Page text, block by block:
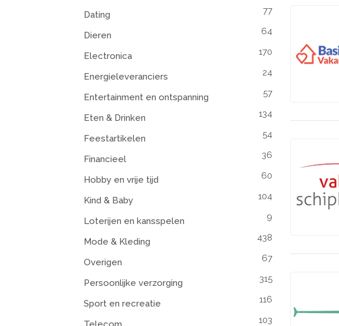
77
Dating
64
Dieren
170
Electronica
24
Energieleveranciers
57
Entertainment en ontspanning
134
Eten & Drinken
54
Feestartikelen
36
Financieel
60
Hobby en vrije tijd
104
Kind & Baby
9
Loterijen en kansspelen
438
Mode & Kleding
67
Overigen
315
Persoonlijke verzorging
116
Sport en recreatie
103